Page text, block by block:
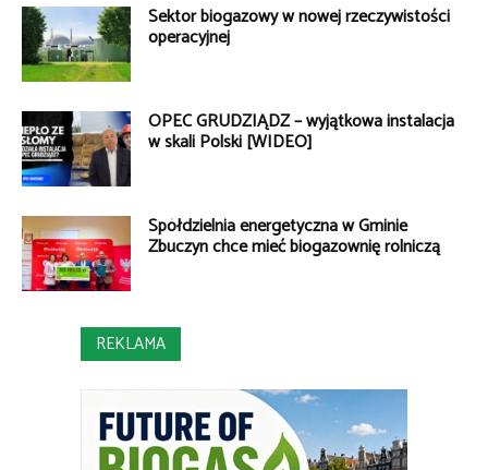
Sektor biogazowy w nowej rzeczywistości
operacyjnej
OPEC GRUDZIĄDZ – wyjątkowa instalacja
w skali Polski [WIDEO]
Spółdzielnia energetyczna w Gminie
Zbuczyn chce mieć biogazownię rolniczą
REKLAMA